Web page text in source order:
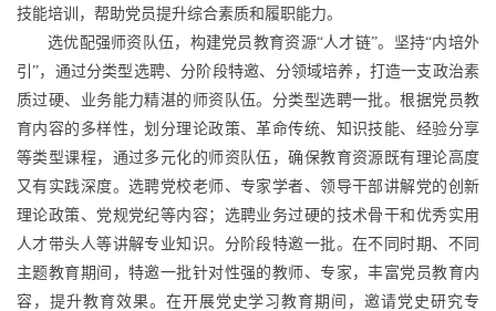
技能培训，帮助党员提升综合素质和履职能力。
选优配强师资队伍，构建党员教育资源“人才链”。坚持“内培外
引”，通过分类型选聘、分阶段特邀、分领域培养，打造一支政治素
质过硬、业务能力精湛的师资队伍。分类型选聘一批。根据党员教
育内容的多样性，划分理论政策、革命传统、知识技能、经验分享
等类型课程，通过多元化的师资队伍，确保教育资源既有理论高度
又有实践深度。选聘党校老师、专家学者、领导干部讲解党的创新
理论政策、党规党纪等内容；选聘业务过硬的技术骨干和优秀实用
人才带头人等讲解专业知识。分阶段特邀一批。在不同时期、不同
主题教育期间，特邀一批针对性强的教师、专家，丰富党员教育内
容，提升教育效果。在开展党史学习教育期间，邀请党史研究专